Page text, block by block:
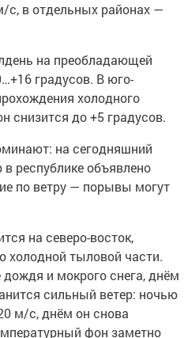
в отдельных районах —
на преобладающей
градусов. В юго-
холодного
снизится до +5 градусов.
на сегодняшний
республике объявлено
по ветру — порывы могут
на северо-восток,
холодной тыловой части.
и мокрого снега, днём
сильный ветер: ночью
м/с, днём он снова
фон заметно